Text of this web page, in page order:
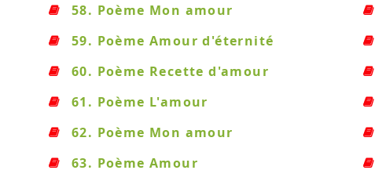
58. Poème Mon amour
59. Poème Amour d'éternité
60. Poème Recette d'amour
61. Poème L'amour
62. Poème Mon amour
63. Poème Amour